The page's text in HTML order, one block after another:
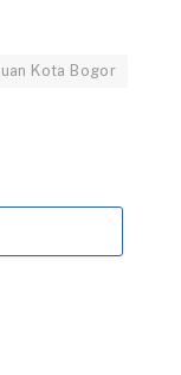
Kota Bogor